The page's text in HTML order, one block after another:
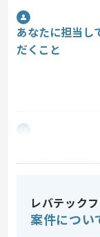
あなたに担当し
だくこと
レバテック
案件につい